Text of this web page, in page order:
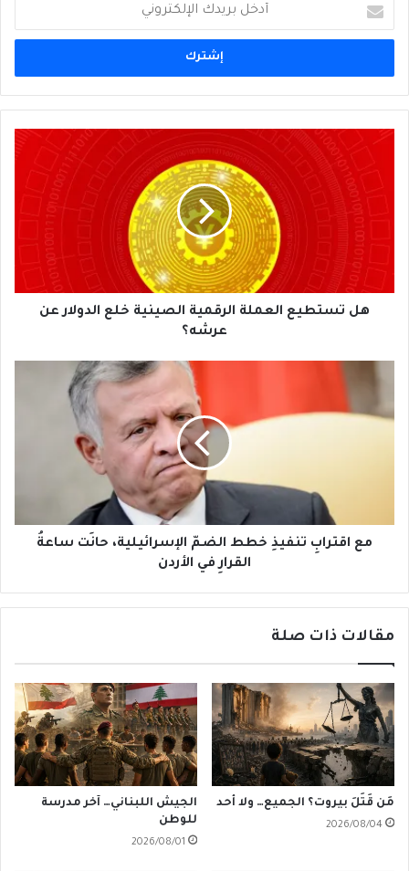
بريدك
الإلكتروني
هل
العملة
الصينية
عرشه؟
هل تستطيع العملة الرقمية الصينية خلع الدولار عن
عرشه؟
القرارِ
مع اقترابِ تنفيذِ خطط الضمّ الإسرائيلية، حانَت ساعةُ
القرارِ في الأردن
مقالات ذات صلة
مَن قَتَلَ بيروت؟ الجميع… ولا أحد
2026/08/04
الجيش اللبناني… آخر مدرسة
للوطن
2026/08/01